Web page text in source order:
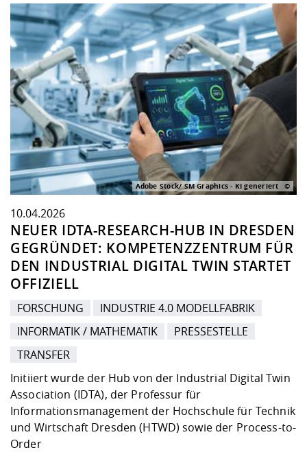
NEUER IDTA-RESEARCH-HUB IN DRESDEN
GEGRÜNDET: KOMPETENZZENTRUM FÜR
DEN INDUSTRIAL DIGITAL TWIN STARTET
OFFIZIELL
10.04.2026
FORSCHUNG
INDUSTRIE 4.0 MODELLFABRIK
INFORMATIK / MATHEMATIK
PRESSESTELLE
TRANSFER
Initiiert wurde der Hub von der Industrial Digital Twin
Association (IDTA), der Professur für
Informationsmanagement der Hochschule für Technik
und Wirtschaft Dresden (HTWD) sowie der Process-to-
Order
Adobe Stock/ SM Graphics - KI generiert